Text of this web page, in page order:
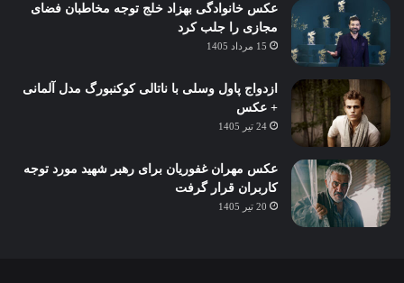
عکس خانوادگی بهزاد خلج توجه مخاطبان فضای
مجازی را جلب کرد
15 مرداد 1405
ازدواج پاول وسلی با ناتالی کوکنبورگ مدل آلمانی
+ عکس
24 تیر 1405
عکس مهران غفوریان برای رهبر شهید مورد توجه
کاربران قرار گرفت
20 تیر 1405